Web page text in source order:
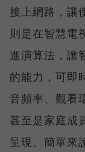
接上網路，讓
則是在智慧電
進演算法，讓
的能力，可即
音頻率、觀看
甚至是家庭成
呈現。簡單來